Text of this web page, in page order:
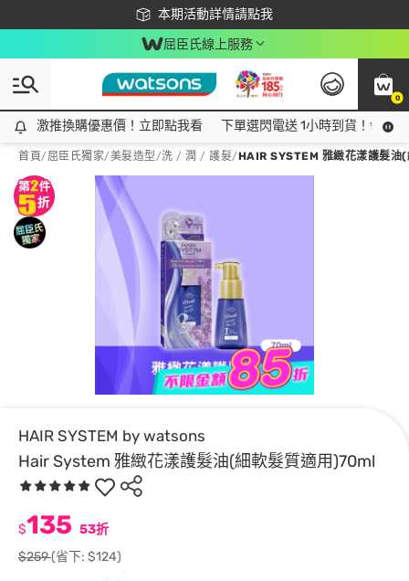
本期活動詳情請點我
下載app最高回饋$350
屈臣氏線上服務
0
激推換購優惠價！立即點我看
激推換購優惠價！立即點我看 下單選閃電送 1小時到貨！領神
首頁/ 屈臣氏獨家/美髮造型/洗 / 潤 / 護髮/HAIR SYSTEM 雅緻花漾護髮油
HAIR SYSTEM by watsons
Hair System 雅緻花漾護髮油(細軟髮質適用)70ml
$135 53折
$259(省下: $124)